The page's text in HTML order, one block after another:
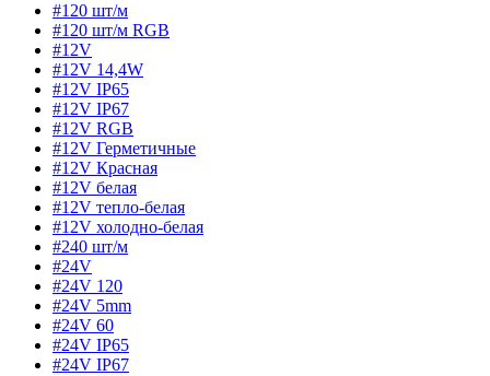
#120 шт/м
#120 шт/м RGB
#12V
#12V 14,4W
#12V IP65
#12V IP67
#12V RGB
#12V Герметичные
#12V Красная
#12V белая
#12V тепло-белая
#12V холодно-белая
#240 шт/м
#24V
#24V 120
#24V 5mm
#24V 60
#24V IP65
#24V IP67